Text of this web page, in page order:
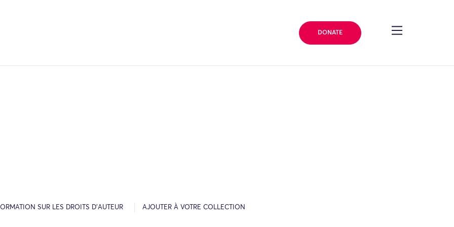
DONATE
SUR LES DROITS D’AUTEUR AJOUTER À VOTRE COLLECTION